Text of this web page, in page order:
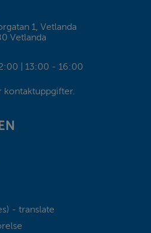
1, Vetlanda
Vetlanda
| 13:00 - 16:00
- translate